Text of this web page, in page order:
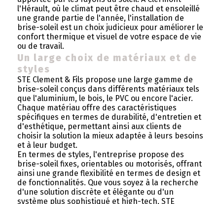
l'Hérault, où le climat peut être chaud et ensoleillé
une grande partie de l'année, l'installation de
brise-soleil est un choix judicieux pour améliorer le
confort thermique et visuel de votre espace de vie
ou de travail.
Un large choix de matériaux et de
styles
STE Clement & Fils propose une large gamme de
brise-soleil conçus dans différents matériaux tels
que l'aluminium, le bois, le PVC ou encore l'acier.
Chaque matériau offre des caractéristiques
spécifiques en termes de durabilité, d'entretien et
d'esthétique, permettant ainsi aux clients de
choisir la solution la mieux adaptée à leurs besoins
et à leur budget.
En termes de styles, l'entreprise propose des
brise-soleil fixes, orientables ou motorisés, offrant
ainsi une grande flexibilité en termes de design et
de fonctionnalités. Que vous soyez à la recherche
d'une solution discrète et élégante ou d'un
système plus sophistiqué et high-tech, STE